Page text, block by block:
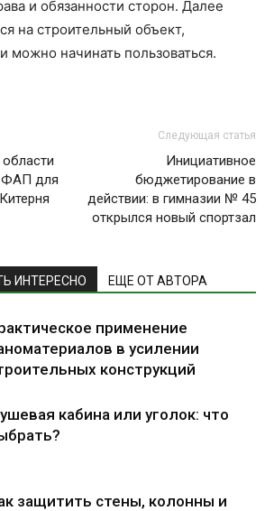
и обязанности сторон. Далее
на строительный объект,
можно начинать пользоваться.
ФАП для
Следующая статья
Инициативное
бюджетирование в
действии: в гимназии № 45
открылся новый спортзал
ИНТЕРЕСНО ЕЩЕ ОТ АВТОРА
применение
в усилении
конструкций
кабина или уголок: что
защитить стены, колонны и